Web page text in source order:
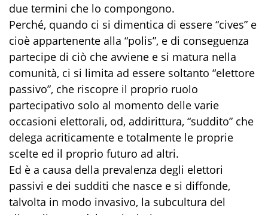
due termini che lo compongono.
Perché, quando ci si dimentica di essere “cives” e
cioè appartenente alla “polis”, e di conseguenza
partecipe di ciò che avviene e si matura nella
comunità, ci si limita ad essere soltanto “elettore
passivo”, che riscopre il proprio ruolo
partecipativo solo al momento delle varie
occasioni elettorali, od, addirittura, “suddito” che
delega acriticamente e totalmente le proprie
scelte ed il proprio futuro ad altri.
Ed è a causa della prevalenza degli elettori
passivi e dei sudditi che nasce e si diffonde,
talvolta in modo invasivo, la subcultura del